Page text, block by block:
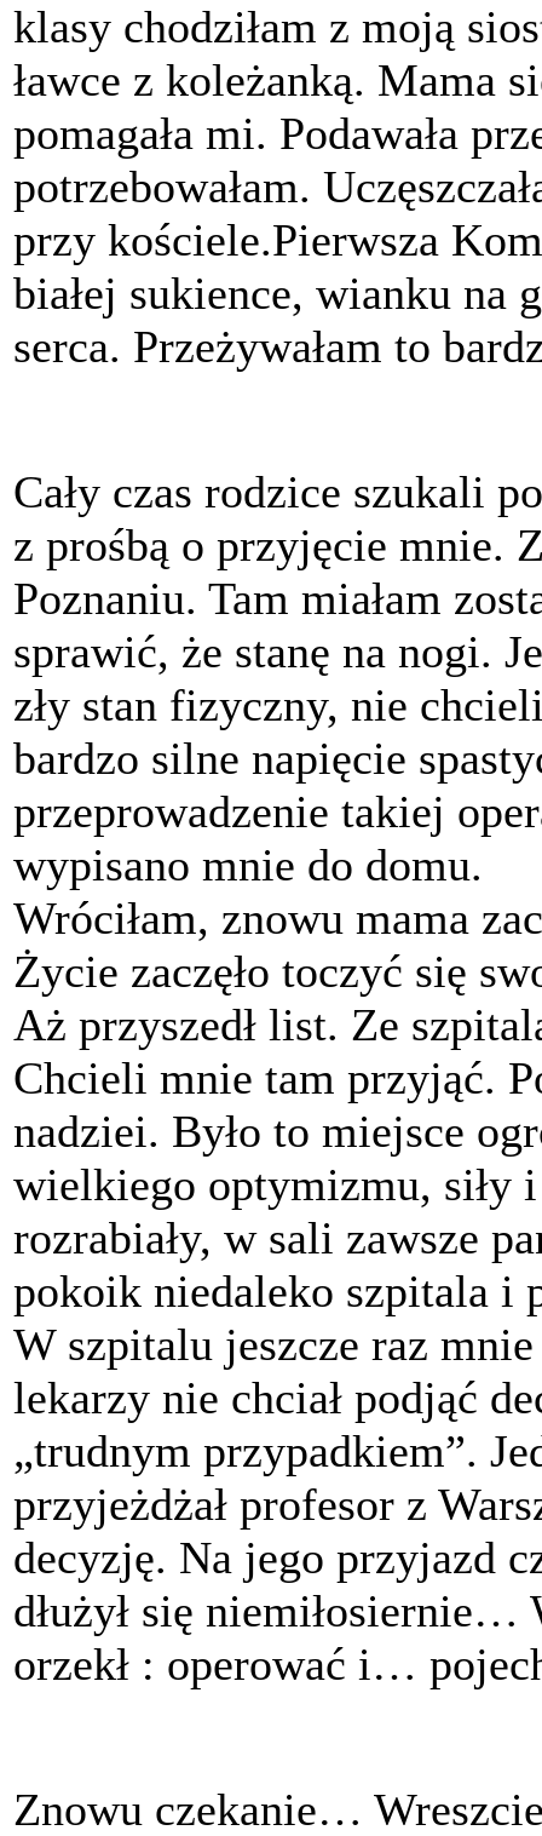
klasy chodziłam z moją
ławce z koleżanką. Mama
pomagała mi. Podawała
potrzebowałam.
przy kościele.Pierwsza
białej sukience, wianku na
serca. Przeżywałam to
Cały czas rodzice szukali
z prośbą o przyjęcie mnie.
Poznaniu. Tam miałam
sprawić, że stanę na nogi.
zły stan fizyczny, nie
bardzo silne napięcie
przeprowadzenie takiej
wypisano mnie do domu.
Wróciłam, znowu mama
Życie zaczęło toczyć się
Aż przyszedł list. Ze
Chcieli mnie tam przyjąć.
nadziei. Było to miejsce
wielkiego optymizmu, siły
rozrabiały, w sali zawsze
pokoik niedaleko szpitala i
W szpitalu jeszcze raz
lekarzy nie chciał podjąć
„trudnym przypadkiem”.
przyjeżdżał profesor z
decyzję. Na jego przyjazd
dłużył się niemiłosiernie…
orzekł : operować i…
Znowu czekanie…